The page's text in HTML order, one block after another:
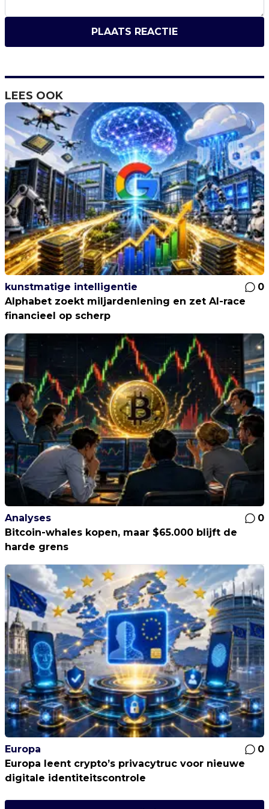
PLAATS REACTIE
LEES OOK
kunstmatige intelligentie
0
Alphabet zoekt miljardenlening en zet AI-race
financieel op scherp
Analyses
0
Bitcoin-whales kopen, maar $65.000 blijft de
harde grens
Europa
0
Europa leent crypto’s privacytruc voor nieuwe
digitale identiteitscontrole